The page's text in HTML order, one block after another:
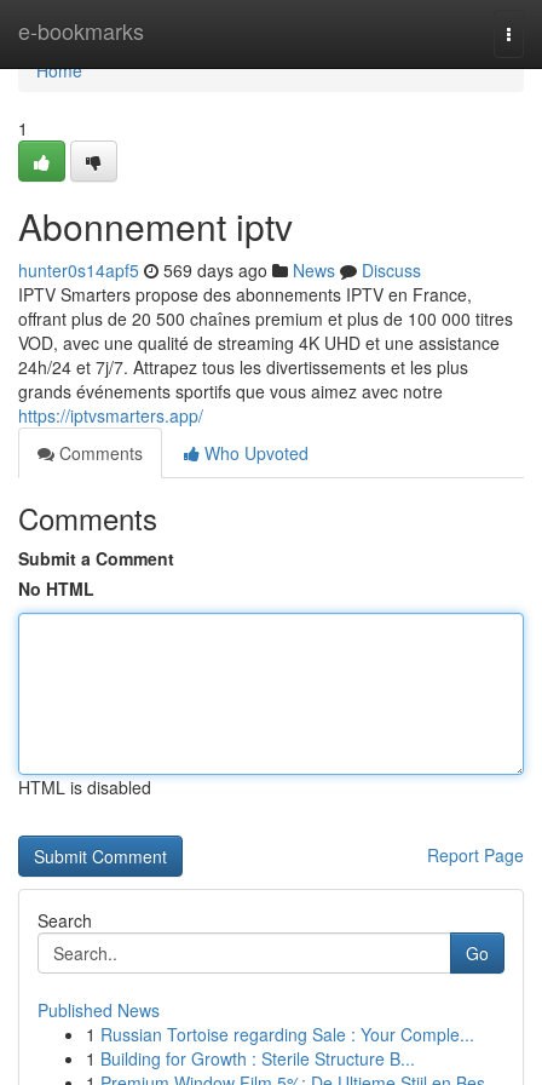
e-bookmarks
Home
Home
1
Abonnement iptv
hunter0s14apf5 569 days ago News
Discuss
IPTV Smarters propose des abonnements IPTV en France,
offrant plus de 20 500 chaînes premium et plus de 100 000 titres
VOD, avec une qualité de streaming 4K UHD et une assistance
24h/24 et 7j/7. Attrapez tous les divertissements et les plus
grands événements sportifs que vous aimez avec notre
https://iptvsmarters.app/
Comments
Who Upvoted
Comments
Submit a Comment
No HTML
HTML is disabled
Report Page
Search
Go
Published News
1 Russian Tortoise regarding Sale : Your Comple...
1 Building for Growth : Sterile Structure B...